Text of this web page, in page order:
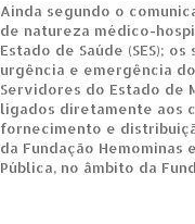
Ainda segundo o
de natureza médico-
Estado de Saúde (SES);
urgência e emergência
Servidores do Estado de
ligados diretamente aos
fornecimento e
da Fundação
Pública, no âmbito da